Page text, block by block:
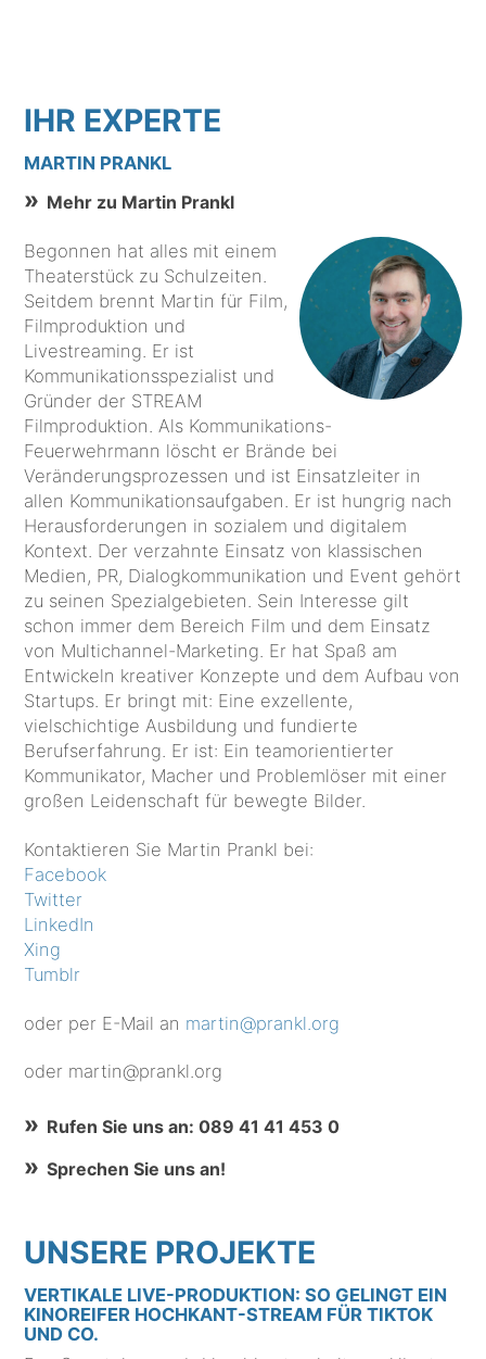
IHR EXPERTE
MARTIN PRANKL
Mehr zu Martin Prankl
Begonnen hat alles mit einem
Theaterstück zu Schulzeiten.
Seitdem brennt Martin für Film,
Filmproduktion und
Livestreaming. Er ist
Kommunikationsspezialist und
Gründer der STREAM
Filmproduktion. Als Kommunikations-
Feuerwehrmann löscht er Brände bei
Veränderungsprozessen und ist Einsatzleiter in
allen Kommunikationsaufgaben. Er ist hungrig nach
Herausforderungen in sozialem und digitalem
Kontext. Der verzahnte Einsatz von klassischen
Medien, PR, Dialogkommunikation und Event gehört
zu seinen Spezialgebieten. Sein Interesse gilt
schon immer dem Bereich Film und dem Einsatz
von Multichannel-Marketing. Er hat Spaß am
Entwickeln kreativer Konzepte und dem Aufbau von
Startups. Er bringt mit: Eine exzellente,
vielschichtige Ausbildung und fundierte
Berufserfahrung. Er ist: Ein teamorientierter
Kommunikator, Macher und Problemlöser mit einer
großen Leidenschaft für bewegte Bilder.
Kontaktieren Sie Martin Prankl bei:
Facebook
Twitter
LinkedIn
Xing
Tumblr
oder per E-Mail an martin@prankl.org
oder martin@prankl.org
Rufen Sie uns an: 089 41 41 453 0
Sprechen Sie uns an!
UNSERE PROJEKTE
VERTIKALE LIVE-PRODUKTION: SO GELINGT EIN
KINOREIFER HOCHKANT-STREAM FÜR TIKTOK
UND CO.